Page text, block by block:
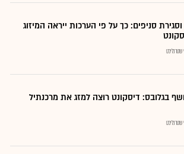
וסגירת סניפים: כך על פי הערכות ייראה המיזוג
שטרנליכט
בגלובס: דיסקונט רוצה למזג את מרכנתיל
שטרנליכט